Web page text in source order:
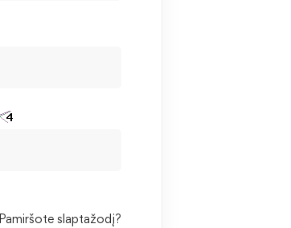
Pamiršote slaptažodį?